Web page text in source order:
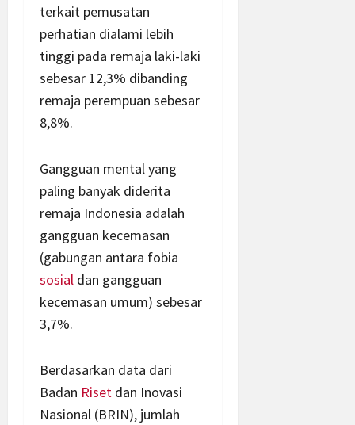
terkait pemusatan
perhatian dialami lebih
tinggi pada remaja laki-laki
sebesar 12,3% dibanding
remaja perempuan sebesar
8,8%.
Gangguan mental yang
paling banyak diderita
remaja Indonesia adalah
gangguan kecemasan
(gabungan antara fobia
sosial dan gangguan
kecemasan umum) sebesar
3,7%.
Berdasarkan data dari
Badan Riset dan Inovasi
Nasional (BRIN), jumlah